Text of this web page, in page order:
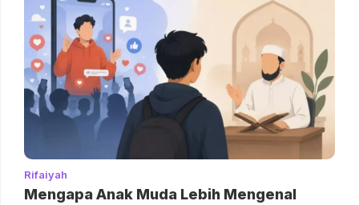
Rifaiyah
Mengapa Anak Muda Lebih Mengenal